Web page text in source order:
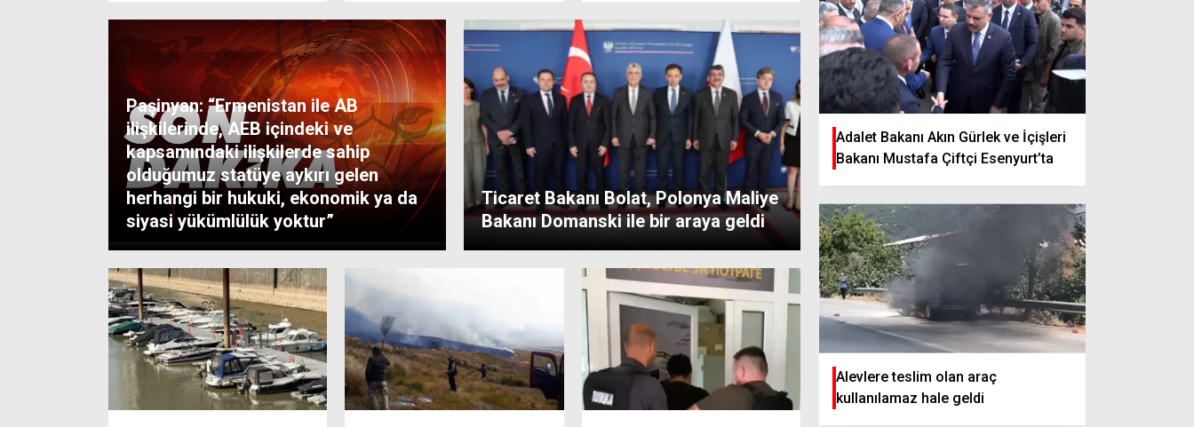
Paşinyan: “Ermenistan ile AB
ilişkilerinde, AEB içindeki ve
kapsamındaki ilişkilerde sahip
olduğumuz statüye aykırı gelen
herhangi bir hukuki, ekonomik ya da
siyasi yükümlülük yoktur”
Ticaret Bakanı Bolat, Polonya Maliye
Bakanı Domanski ile bir araya geldi
Adalet Bakanı Akın Gürlek ve İçişleri
Bakanı Mustafa Çiftçi Esenyurt’ta
Alevlere teslim olan araç
kullanılamaz hale geldi